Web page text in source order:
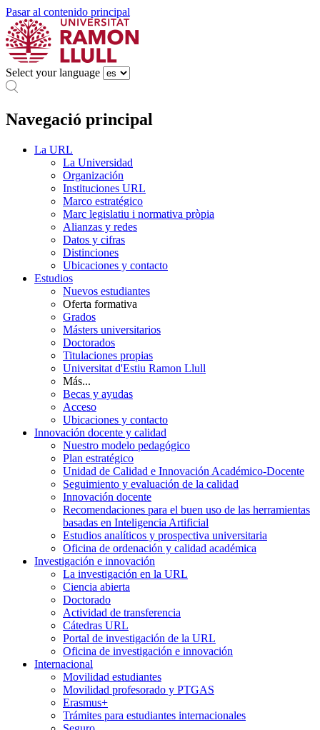
Pasar al contenido principal
Select your language
Navegació principal
La URL
La Universidad
Organización
Instituciones URL
Marco estratégico
Marc legislatiu i normativa pròpia
Alianzas y redes
Datos y cifras
Distinciones
Ubicaciones y contacto
Estudios
Nuevos estudiantes
Oferta formativa
Grados
Másters universitarios
Doctorados
Titulaciones propias
Universitat d'Estiu Ramon Llull
Más...
Becas y ayudas
Acceso
Ubicaciones y contacto
Innovación docente y calidad
Nuestro modelo pedagógico
Plan estratégico
Unidad de Calidad e Innovación Académico-Docente
Seguimiento y evaluación de la calidad
Innovación docente
Recomendaciones para el buen uso de las herramientas
basadas en Inteligencia Artificial
Estudios analíticos y prospectiva universitaria
Oficina de ordenación y calidad académica
Investigación e innovación
La investigación en la URL
Ciencia abierta
Doctorado
Actividad de transferencia
Cátedras URL
Portal de investigación de la URL
Oficina de investigación e innovación
Internacional
Movilidad estudiantes
Movilidad profesorado y PTGAS
Erasmus+
Trámites para estudiantes internacionales